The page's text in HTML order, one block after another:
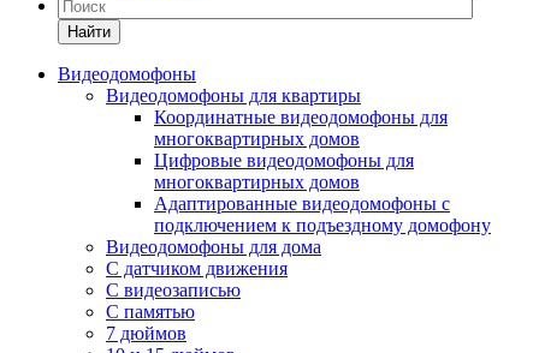
Найти
Видеодомофоны
Видеодомофоны для квартиры
Координатные видеодомофоны для
многоквартирных домов
Цифровые видеодомофоны для
многоквартирных домов
Адаптированные видеодомофоны с
подключением к подъездному домофону
Видеодомофоны для дома
С датчиком движения
С видеозаписью
C памятью
7 дюймов